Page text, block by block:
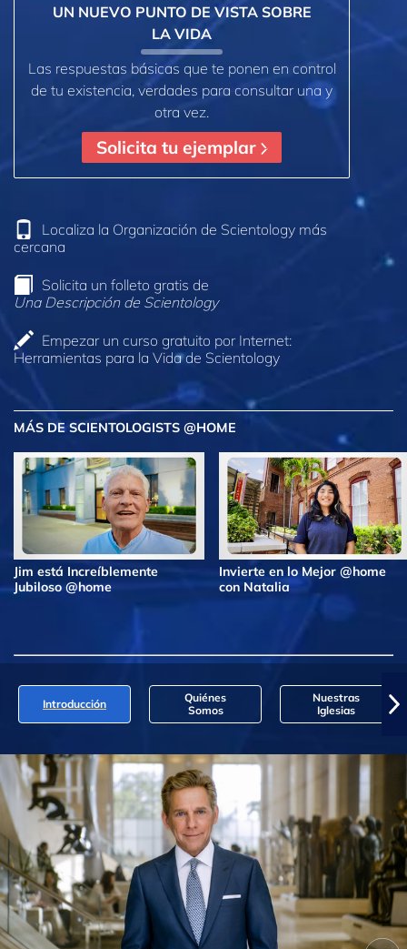
UN NUEVO PUNTO DE VISTA SOBRE
LA VIDA
Las respuestas básicas que te ponen en control
de tu existencia, verdades para consultar una y
otra vez.
Solicita tu ejemplar
Localiza la Organización de Scientology más
cercana
Solicita un folleto gratis de
Una Descripción de Scientology
Empezar un curso gratuito por Internet:
Herramientas para la Vida de Scientology
MÁS DE SCIENTOLOGISTS @HOME
Jim está Increíblemente
Jubiloso @home
Invierte en lo Mejor @home
con Natalia
Introducción
Quiénes
Somos
Nuestras
Iglesias